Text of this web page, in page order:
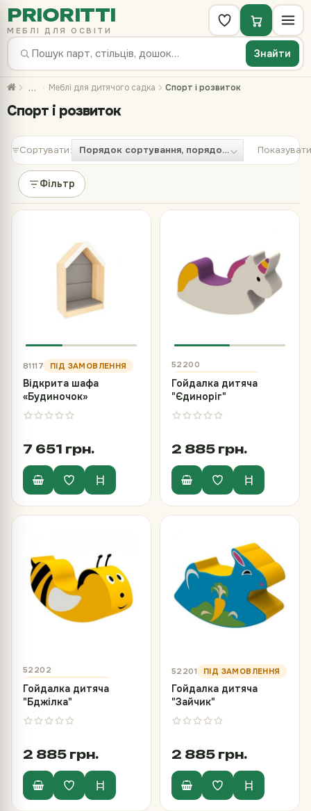
PRIORITTI
МЕБЛІ ДЛЯ ОСВІТИ
Знайти
… Меблі для дитячого садка Спорт і розвиток
Спорт і розвиток
Сортувати:
Фільтр
81117
Відкрита шафа
«Будиночок»
7 651 грн.
52200
Гойдалка дитяча
"Єдиноріг"
2 885 грн.
52202
Гойдалка дитяча
"Бджілка"
2 885 грн.
52201
Гойдалка дитяча
"Зайчик"
2 885 грн.